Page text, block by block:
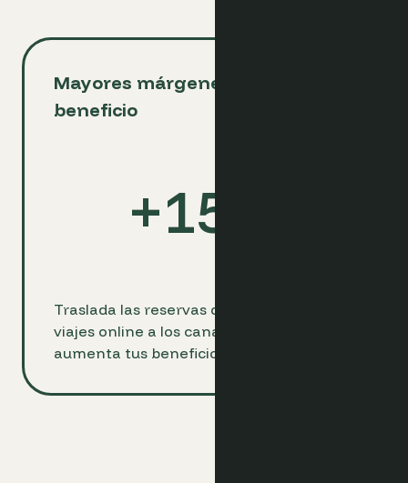
Mayores márgenes de
beneficio
+15
Traslada las reservas de las agencias de
viajes online a los canales directos y
aumenta tus beneficios hasta en un 15%.